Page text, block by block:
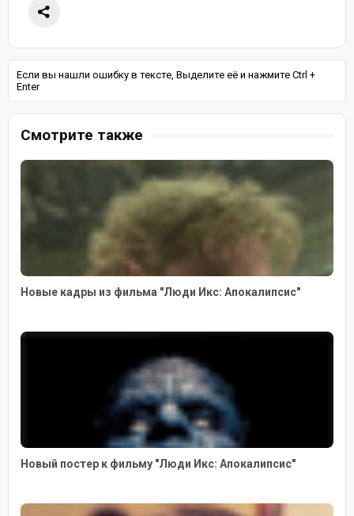
Если вы нашли ошибку в тексте, Выделите её и нажмите Ctrl +
Enter
Смотрите также
Новые кадры из фильма "Люди Икс: Апокалипсис"
Новый постер к фильму "Люди Икс: Апокалипсис"